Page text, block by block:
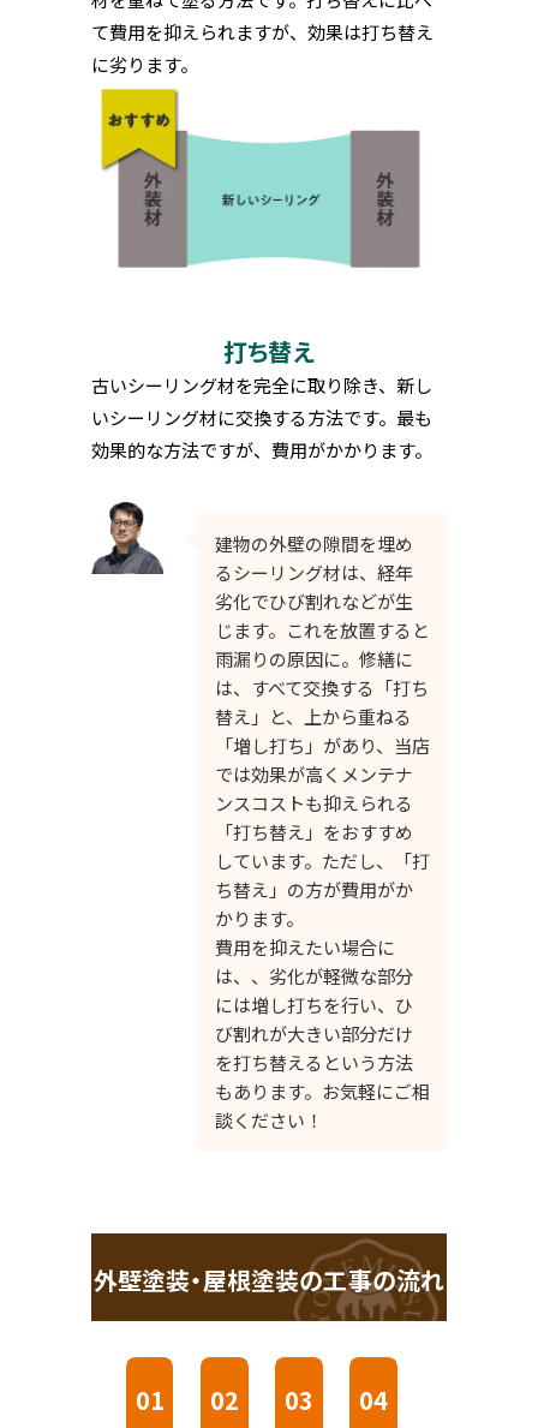
て費用を抑えられますが、効果は打ち替え
に劣ります。
打ち替え
古いシーリング材を完全に取り除き、新し
いシーリング材に交換する方法です。最も
効果的な方法ですが、費用がかかります。
建物の外壁の隙間を埋め
るシーリング材は、経年
劣化でひび割れなどが生
じます。これを放置すると
雨漏りの原因に。修繕に
は、すべて交換する「打ち
替え」と、上から重ねる
「増し打ち」があり、当店
では効果が高くメンテナ
ンスコストも抑えられる
「打ち替え」をおすすめ
しています。ただし、「打
ち替え」の方が費用がか
かります。
費用を抑えたい場合に
は、、劣化が軽微な部分
には増し打ちを行い、ひ
び割れが大きい部分だけ
を打ち替えるという方法
もあります。お気軽にご相
談ください！
外壁塗装・屋根塗装の工事の流れ
01 02 03 04